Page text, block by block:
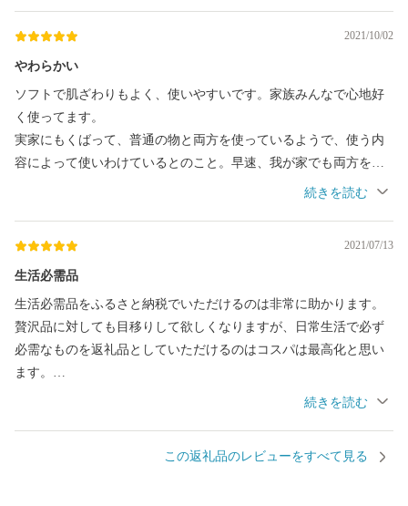
2021/10/02
やわらかい
ソフトで肌ざわりもよく、使いやすいです。家族みんなで心地好
く使ってます。
実家にもくばって、普通の物と両方を使っているようで、使う内
容によって使いわけているとのこと。早速、我が家でも両方をだ
して、使い分けるようにしてます。本当に良いです。
2021/07/13
生活必需品
生活必需品をふるさと納税でいただけるのは非常に助かります。
贅沢品に対しても目移りして欲しくなりますが、日常生活で必ず
必需なものを返礼品としていただけるのはコスパは最高化と思い
ます。
エリエール+Waterは柔らかく、使いやすくて品質も良く満足で
この返礼品のレビューをすべて見る